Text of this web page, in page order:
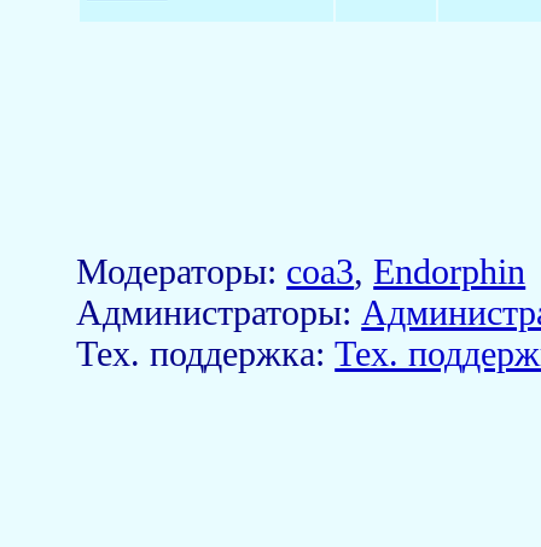
Модераторы: coa3,Endorphin
Aдминистраторы:
Тех. поддержка:Тех.